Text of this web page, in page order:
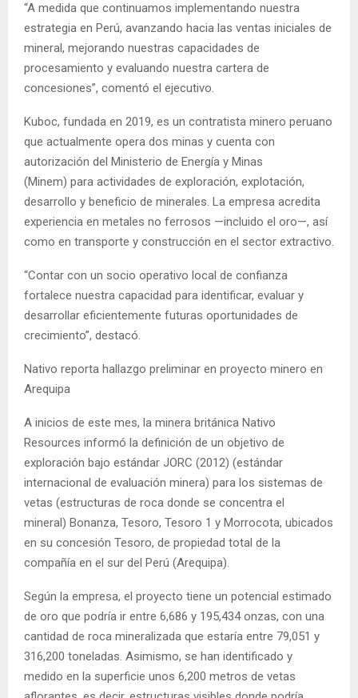
“A medida que continuamos implementando nuestra
estrategia en Perú, avanzando hacia las ventas iniciales de
mineral, mejorando nuestras capacidades de
procesamiento y evaluando nuestra cartera de
concesiones”, comentó el ejecutivo.
Kuboc, fundada en 2019, es un contratista minero peruano
que actualmente opera dos minas y cuenta con
autorización del Ministerio de Energía y Minas
(Minem) para actividades de exploración, explotación,
desarrollo y beneficio de minerales. La empresa acredita
experiencia en metales no ferrosos —incluido el oro—, así
como en transporte y construcción en el sector extractivo.
“Contar con un socio operativo local de confianza
fortalece nuestra capacidad para identificar, evaluar y
desarrollar eficientemente futuras oportunidades de
crecimiento”, destacó.
Nativo reporta hallazgo preliminar en proyecto minero en
Arequipa
A inicios de este mes, la minera británica Nativo
Resources informó la definición de un objetivo de
exploración bajo estándar JORC (2012) (estándar
internacional de evaluación minera) para los sistemas de
vetas (estructuras de roca donde se concentra el
mineral) Bonanza, Tesoro, Tesoro 1 y Morrocota, ubicados
en su concesión Tesoro, de propiedad total de la
compañía en el sur del Perú (Arequipa).
Según la empresa, el proyecto tiene un potencial estimado
de oro que podría ir entre 6,686 y 195,434 onzas, con una
cantidad de roca mineralizada que estaría entre 79,051 y
316,200 toneladas. Asimismo, se han identificado y
medido en la superficie unos 6,200 metros de vetas